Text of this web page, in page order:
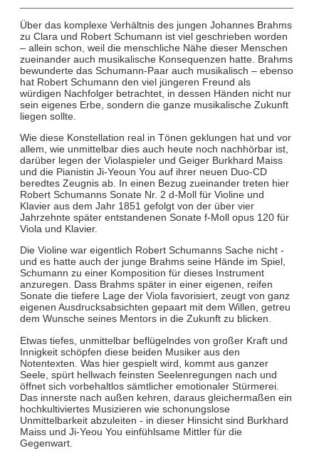
Über das komplexe Verhältnis des jungen Johannes Brahms
zu Clara und Robert Schumann ist viel geschrieben worden
– allein schon, weil die menschliche Nähe dieser Menschen
zueinander auch musikalische Konsequenzen hatte. Brahms
bewunderte das Schumann-Paar auch musikalisch – ebenso
hat Robert Schumann den viel jüngeren Freund als
würdigen Nachfolger betrachtet, in dessen Händen nicht nur
sein eigenes Erbe, sondern die ganze musikalische Zukunft
liegen sollte.
Wie diese Konstellation real in Tönen geklungen hat und vor
allem, wie unmittelbar dies auch heute noch nachhörbar ist,
darüber legen der Violaspieler und Geiger Burkhard Maiss
und die Pianistin Ji-Yeoun You auf ihrer neuen Duo-CD
beredtes Zeugnis ab. In einen Bezug zueinander treten hier
Robert Schumanns Sonate Nr. 2 d-Moll für Violine und
Klavier aus dem Jahr 1851 gefolgt von der über vier
Jahrzehnte später entstandenen Sonate f-Moll opus 120 für
Viola und Klavier.
Die Violine war eigentlich Robert Schumanns Sache nicht -
und es hatte auch der junge Brahms seine Hände im Spiel,
Schumann zu einer Komposition für dieses Instrument
anzuregen. Dass Brahms später in einer eigenen, reifen
Sonate die tiefere Lage der Viola favorisiert, zeugt von ganz
eigenen Ausdrucksabsichten gepaart mit dem Willen, getreu
dem Wunsche seines Mentors in die Zukunft zu blicken.
Etwas tiefes, unmittelbar beflügelndes von großer Kraft und
Innigkeit schöpfen diese beiden Musiker aus den
Notentexten. Was hier gespielt wird, kommt aus ganzer
Seele, spürt hellwach feinsten Seelenregungen nach und
öffnet sich vorbehaltlos sämtlicher emotionaler Stürmerei.
Das innerste nach außen kehren, daraus gleichermaßen ein
hochkultiviertes Musizieren wie schonungslose
Unmittelbarkeit abzuleiten - in dieser Hinsicht sind Burkhard
Maiss und Ji-Yeou You einfühlsame Mittler für die
Gegenwart.